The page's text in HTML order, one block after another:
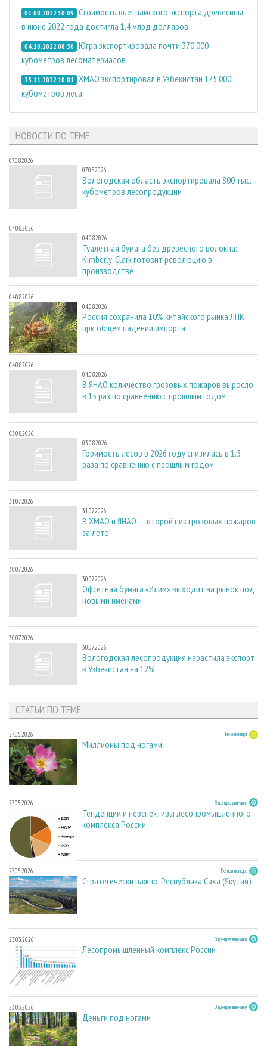
01.08.2022 10:09 Стоимость вьетнамского экспорта древесины
в июне 2022 года достигла 1,4 млрд долларов
04.10.2022 08:50 Югра экспортировала почти 370 000
кубометров лесоматериалов
25.11.2022 10:01 ХМАО экспортировал в Узбекистан 175 000
кубометров леса
НОВОСТИ ПО ТЕМЕ
07.08.2026
07.08.2026
Вологодская область экспортировала 800 тыс.
кубометров лесопродукции
04.08.2026
04.08.2026
Туалетная бумага без древесного волокна:
Kimberly-Clark готовит революцию в
производстве
04.08.2026
04.08.2026
Россия сохранила 10% китайского рынка ЛПК
при общем падении импорта
04.08.2026
04.08.2026
В ЯНАО количество грозовых пожаров выросло
в 15 раз по сравнению с прошлым годом
03.08.2026
03.08.2026
Горимость лесов в 2026 году снизилась в 1,5
раза по сравнению с прошлым годом
31.07.2026
31.07.2026
В ХМАО и ЯНАО — второй пик грозовых пожаров
за лето
30.07.2026
30.07.2026
Офсетная бумага «Илим» выходит на рынок под
новыми именами
30.07.2026
30.07.2026
Вологодская лесопродукция нарастила экспорт
в Узбекистан на 12%
СТАТЬИ ПО ТЕМЕ
27.05.2026 Тема номера
Миллионы под ногами
27.05.2026 В центре внимания
Тенденции и перспективы лесопромышленного
комплекса России
27.05.2026 Регион номера
Стратегически важно. Республика Саха (Якутия)
23.03.2026 В центре внимания
Лесопромышленный комплекс России
23.03.2026 В центре внимания
Деньги под ногами